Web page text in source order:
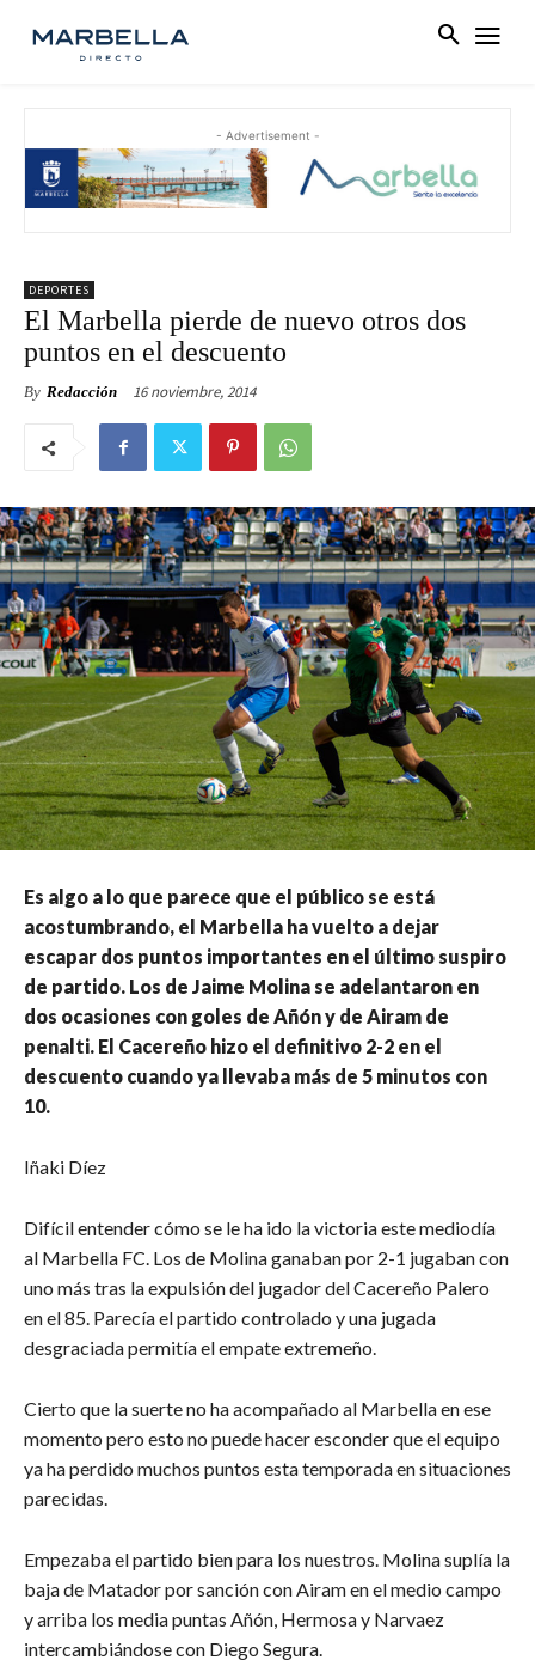
- Advertisement -
DEPORTES
El Marbella pierde de nuevo otros dos
puntos en el descuento
By Redacción 16 noviembre, 2014
Es algo a lo que parece que el público se está
acostumbrando, el Marbella ha vuelto a dejar
escapar dos puntos importantes en el último suspiro
de partido. Los de Jaime Molina se adelantaron en
dos ocasiones con goles de Añón y de Airam de
penalti. El Cacereño hizo el definitivo 2-2 en el
descuento cuando ya llevaba más de 5 minutos con
10.
Iñaki Díez
Difícil entender cómo se le ha ido la victoria este mediodía
al Marbella FC. Los de Molina ganaban por 2-1 jugaban con
uno más tras la expulsión del jugador del Cacereño Palero
en el 85. Parecía el partido controlado y una jugada
desgraciada permitía el empate extremeño.
Cierto que la suerte no ha acompañado al Marbella en ese
momento pero esto no puede hacer esconder que el equipo
ya ha perdido muchos puntos esta temporada en situaciones
parecidas.
Empezaba el partido bien para los nuestros. Molina suplía la
baja de Matador por sanción con Airam en el medio campo
y arriba los media puntas Añón, Hermosa y Narvaez
intercambiándose con Diego Segura.